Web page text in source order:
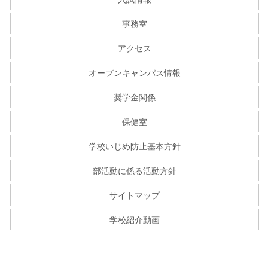
事務室
アクセス
オープンキャンパス情報
奨学金関係
保健室
学校いじめ防止基本方針
部活動に係る活動方針
サイトマップ
学校紹介動画